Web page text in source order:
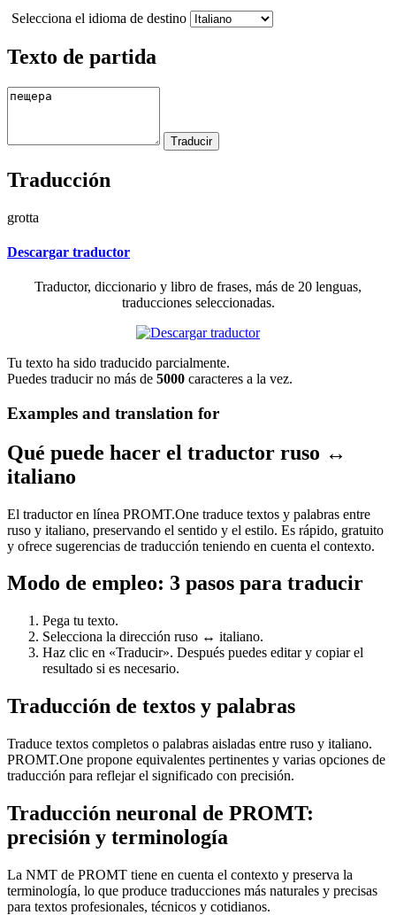
Selecciona el idioma de destino
Texto de partida
Traducción
grotta
Descargar traductor
Traductor, diccionario y libro de frases, más de 20 lenguas,
traducciones seleccionadas.
Tu texto ha sido traducido parcialmente.
Puedes traducir no más de 5000 caracteres a la vez.
Examples and translation for
Qué puede hacer el traductor ruso ↔
italiano
El traductor en línea PROMT.One traduce textos y palabras entre
ruso y italiano, preservando el sentido y el estilo. Es rápido, gratuito
y ofrece sugerencias de traducción teniendo en cuenta el contexto.
Modo de empleo: 3 pasos para traducir
Pega tu texto.
Selecciona la dirección ruso ↔ italiano.
Haz clic en «Traducir». Después puedes editar y copiar el
resultado si es necesario.
Traducción de textos y palabras
Traduce textos completos o palabras aisladas entre ruso y italiano.
PROMT.One propone equivalentes pertinentes y varias opciones de
traducción para reflejar el significado con precisión.
Traducción neuronal de PROMT:
precisión y terminología
La NMT de PROMT tiene en cuenta el contexto y preserva la
terminología, lo que produce traducciones más naturales y precisas
para textos profesionales, técnicos y cotidianos.